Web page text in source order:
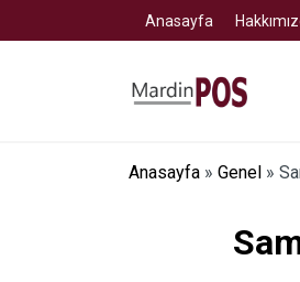
Anasayfa
Anasayfa » Genel »